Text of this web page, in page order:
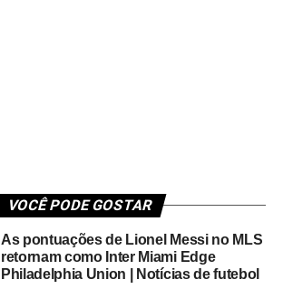
VOCÊ PODE GOSTAR
As pontuações de Lionel Messi no MLS
retornam como Inter Miami Edge
Philadelphia Union | Notícias de futebol